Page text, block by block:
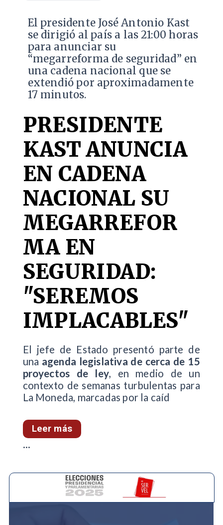
El presidente José Antonio Kast
se dirigió al país a las 21:00 horas
para anunciar su
“megarreforma de seguridad” en
una cadena nacional que se
extendió por aproximadamente
17 minutos.
PRESIDENTE
KAST ANUNCIA
EN CADENA
NACIONAL SU
MEGARREFOR
MA EN
SEGURIDAD:
"SEREMOS
IMPLACABLES"
El jefe de Estado presentó parte de
una agenda legislativa de cerca de 15
proyectos de ley, en medio de un
contexto de semanas turbulentas para
La Moneda, marcadas por la caíd
Leer más
...